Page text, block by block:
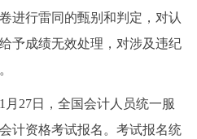
进行雷同的甄别和判定，对认
予成绩无效处理，对涉及违纪
月27日，全国会计人员统一服
计资格考试报名。考试报名统